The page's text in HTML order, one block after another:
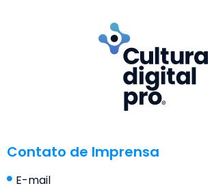
Contato de Imprensa
E-mail